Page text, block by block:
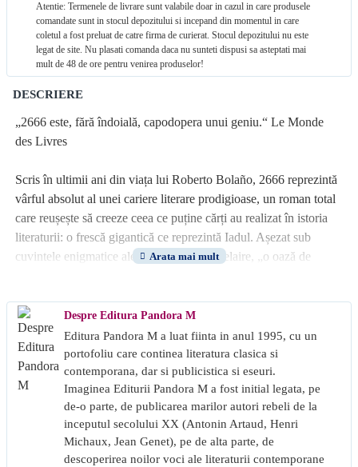
Atentie: Termenele de livrare sunt valabile doar in cazul in care produsele
comandate sunt in stocul depozitului si incepand din momentul in care
coletul a fost preluat de catre firma de curierat. Stocul depozitului nu este
legat de site. Nu plasati comanda daca nu sunteti dispusi sa asteptati mai
mult de 48 de ore pentru venirea produselor!
Despre Editura Pandora M
Editura Pandora M a luat fiinta in anul 1995, cu un
portofoliu care continea literatura clasica si
contemporana, dar si publicistica si eseuri.
Imaginea Editurii Pandora M a fost initial legata, pe
de-o parte, de publicarea marilor autori rebeli de la
inceputul secolului XX (Antonin Artaud, Henri
Michaux, Jean Genet), pe de alta parte, de
descoperirea noilor voci ale literaturii contemporane
DESCRIERE
„2666 este, fără îndoială, capodopera unui geniu.“ Le Monde
des Livres
Scris în ultimii ani din viața lui Roberto Bolaño, 2666 reprezintă
vârful absolut al unei cariere literare prodigioase, un roman total
care reușește să creeze ceea ce puține cărți au realizat în istoria
literaturii: o frescă gigantică ce reprezintă Iadul. Așezat sub
cuvintele enigmatice ale lui Charles Baudelaire, „o oază de
așază pe fundalul unui oraș mexican ficțional, Santa Teresa, un
adevărat tunel spre infern.
„Nu doar cel mai mare roman al deceniului, ci piatra de temelie a
unei literaturi.“ La Vanguardia
„Splendid... Sinteza uluitoare a unei cariere meteorice, dar
incredibil de fertile.“ Les Inrockuptibles